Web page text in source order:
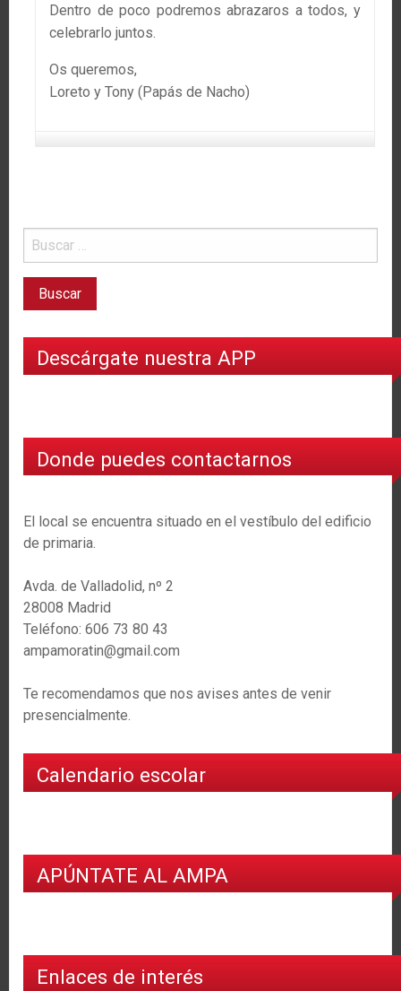
Dentro de poco podremos abrazaros a todos, y
celebrarlo juntos.
Os queremos,
Loreto y Tony (Papás de Nacho)
Descárgate nuestra APP
Donde puedes contactarnos
El local se encuentra situado en el vestíbulo del edificio
de primaria.
Avda. de Valladolid, nº 2
28008 Madrid
Teléfono: 606 73 80 43
ampamoratin@gmail.com
Te recomendamos que nos avises antes de venir
presencialmente.
Calendario escolar
APÚNTATE AL AMPA
Enlaces de interés